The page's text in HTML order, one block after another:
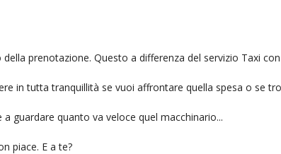
prenotazione. Questo a differenza del servizio Taxi
in tutta tranquillità se vuoi affrontare quella spesa o se
guardare quanto va veloce quel macchinario...
piace. E a te?